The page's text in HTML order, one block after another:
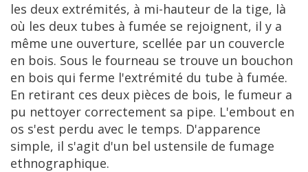
les deux extrémités, à mi-hauteur de la tige, là
où les deux tubes à fumée se rejoignent, il y a
même une ouverture, scellée par un couvercle
en bois. Sous le fourneau se trouve un bouchon
en bois qui ferme l'extrémité du tube à fumée.
En retirant ces deux pièces de bois, le fumeur a
pu nettoyer correctement sa pipe. L'embout en
os s'est perdu avec le temps. D'apparence
simple, il s'agit d'un bel ustensile de fumage
ethnographique.